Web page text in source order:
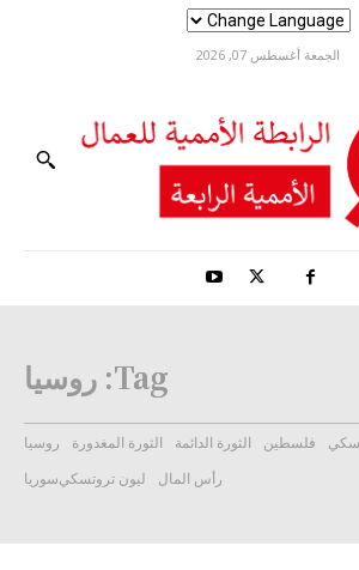
الجمعة أغسطس 07, 2026
Tag: روسيا
فلسطين الثورة الدائمة الثورة المغدورة
روسيا
رأس المال
ليون تروتسكيسوريا